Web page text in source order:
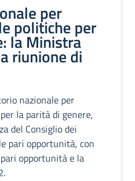
per
politiche per
la Ministra
riunione di
nazionale per
la parità di genere,
del Consiglio dei
pari opportunità, con
opportunità e la